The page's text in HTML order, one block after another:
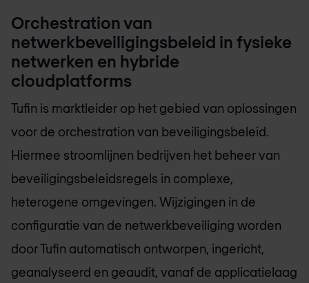
Orchestration van
netwerkbeveiligingsbeleid in fysieke
netwerken en hybride
cloudplatforms
Tufin is marktleider op het gebied van oplossingen
voor de orchestration van beveiligingsbeleid.
Hiermee stroomlijnen bedrijven het beheer van
beveiligingsbeleidsregels in complexe,
heterogene omgevingen. Wijzigingen in de
configuratie van de netwerkbeveiliging worden
door Tufin automatisch ontworpen, ingericht,
geanalyseerd en geaudit, vanaf de applicatielaag